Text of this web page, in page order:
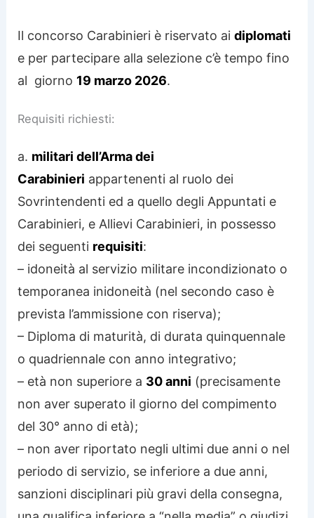
Il concorso Carabinieri è riservato aidiplomati
e per partecipare alla selezione c’è tempo fino
al giorno 19 marzo 2026.
Requisiti richiesti:
a. militari dell’Arma dei
Carabinieri appartenenti al ruolo dei
Sovrintendenti ed a quello degli Appuntati e
Carabinieri, e Allievi Carabinieri, in possesso
dei seguenti requisiti:
– idoneità al servizio militare incondizionato o
temporanea inidoneità (nel secondo caso è
prevista l’ammissione con riserva);
– Diploma di maturità, di durata quinquennale
o quadriennale con anno integrativo;
– età non superiore a 30 anni (precisamente
non aver superato il giorno del compimento
del 30° anno di età);
– non aver riportato negli ultimi due anni o nel
periodo di servizio, se inferiore a due anni,
sanzioni disciplinari più gravi della consegna,